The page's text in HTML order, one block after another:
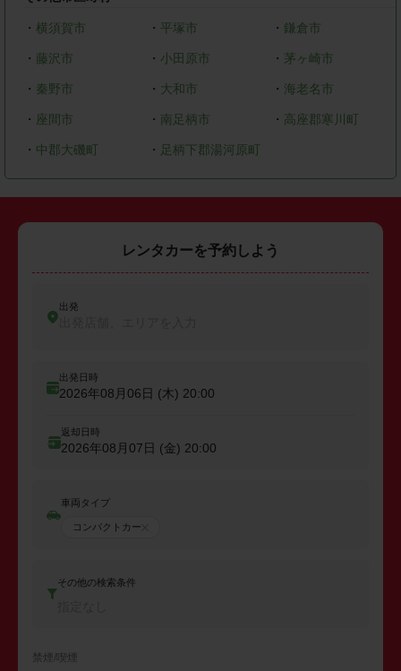
・ 横須賀市 ・ 平塚市 ・ 鎌倉市
・ 藤沢市 ・ 小田原市 ・ 茅ヶ崎市
・ 秦野市 ・ 大和市 ・ 海老名市
・ 座間市 ・ 南足柄市 ・ 高座郡寒川町
・ 中郡大磯町 ・ 足柄下郡湯河原町
レンタカーを予約しよう
出発
出発日時
2026年08月06日 (木) 20:00
返却日時
2026年08月07日 (金) 20:00
車両タイプ
コンパクトカー
その他の検索条件
禁煙/喫煙